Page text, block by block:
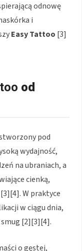
odnowę
i
Easy Tattoo [3]
od
pod
wydajność,
na ubraniach, a
cienką,
W praktyce
w ciągu dnia,
[2][3][4].
o gęstej,